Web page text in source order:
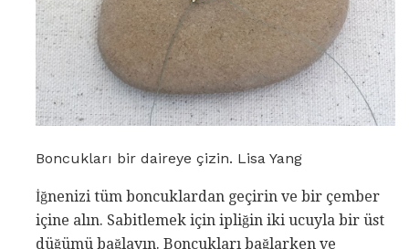
Boncukları bir daireye çizin. Lisa Yang
İğnenizi tüm boncuklardan geçirin ve bir çember
içine alın. Sabitlemek için ipliğin iki ucuyla bir üst
düğümü bağlayın. Boncukları bağlarken ve